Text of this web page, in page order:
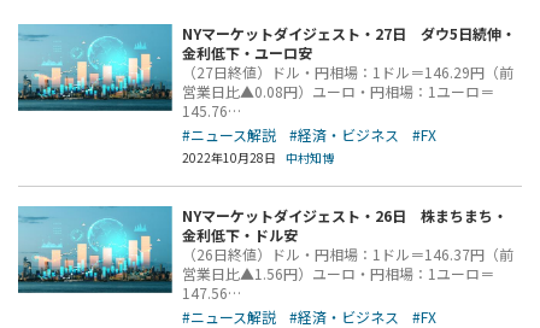
NYマーケットダイジェスト・27日 ダウ5日続伸・
金利低下・ユーロ安
（27日終値）ドル・円相場：1ドル＝146.29円（前
営業日比▲0.08円）ユーロ・円相場：1ユーロ＝
145.76…
#ニュース解説
#経済・ビジネス #FX
2022年10月28日 中村知博
NYマーケットダイジェスト・26日 株まちまち・
金利低下・ドル安
（26日終値）ドル・円相場：1ドル＝146.37円（前
営業日比▲1.56円）ユーロ・円相場：1ユーロ＝
147.56…
#ニュース解説
#経済・ビジネス #FX